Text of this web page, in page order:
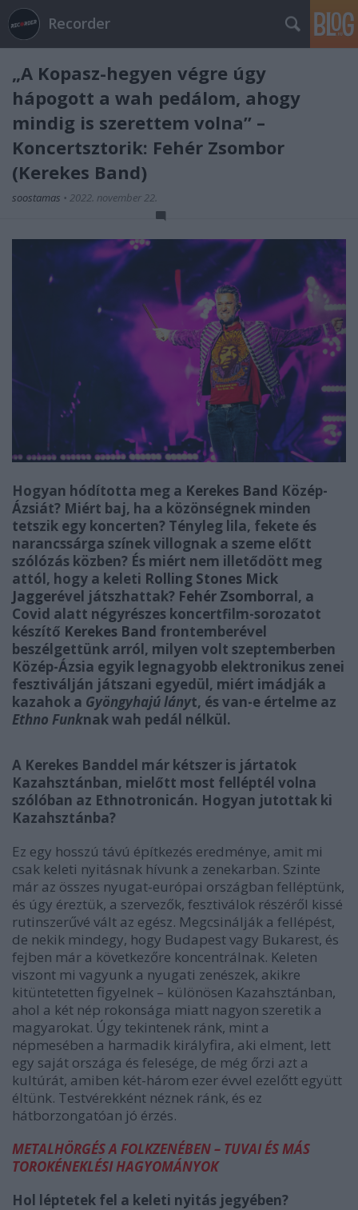
Recorder
„A Kopasz-hegyen végre úgy
hápogott a wah pedálom, ahogy
mindig is szerettem volna” –
Koncertsztorik: Fehér Zsombor
(Kerekes Band)
soostamas • 2022. november 22.
Hogyan hódította meg a Kerekes Band Közép-
Ázsiát? Miért baj, ha a közönségnek minden
tetszik egy koncerten? Tényleg lila, fekete és
narancssárga színek villognak a szeme előtt
szólózás közben? És miért nem illetődött meg
attól, hogy a keleti Rolling Stones Mick
Jaggerével játszhattak? Fehér Zsomborral, a
Covid alatt négyrészes koncertfilm-sorozatot
készítő Kerekes Band frontemberével
beszélgettünk arról, milyen volt szeptemberben
Közép-Ázsia egyik legnagyobb elektronikus zenei
fesztiválján játszani egyedül, miért imádják a
kazahok a Gyöngyhajú lányt, és van-e értelme az
Ethno Funknak wah pedál nélkül.
A Kerekes Banddel már kétszer is jártatok
Kazahsztánban, mielőtt most felléptél volna
szólóban az Ethnotronicán. Hogyan jutottak ki
Kazahsztánba?
Ez egy hosszú távú építkezés eredménye, amit mi
csak keleti nyitásnak hívunk a zenekarban. Szinte
már az összes nyugat-európai országban felléptünk,
és úgy éreztük, a szervezők, fesztiválok részéről kissé
rutinszerűvé vált az egész. Megcsinálják a fellépést,
de nekik mindegy, hogy Budapest vagy Bukarest, és
fejben már a következőre koncentrálnak. Keleten
viszont mi vagyunk a nyugati zenészek, akikre
kitüntetetten figyelnek – különösen Kazahsztánban,
ahol a két nép rokonsága miatt nagyon szeretik a
magyarokat. Úgy tekintenek ránk, mint a
népmesében a harmadik királyfira, aki elment, lett
egy saját országa és felesége, de még őrzi azt a
kultúrát, amiben két-három ezer évvel ezelőtt együtt
éltünk. Testvérekként néznek ránk, és ez
hátborzongatóan jó érzés.
METALHÖRGÉS A FOLKZENÉBEN – TUVAI ÉS MÁS
TOROKÉNEKLÉSI HAGYOMÁNYOK
Hol léptetek fel a keleti nyitás jegyében?